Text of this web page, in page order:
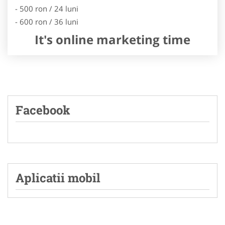
- 500 ron / 24 luni
- 600 ron / 36 luni
It's online marketing time
Facebook
Aplicatii mobil